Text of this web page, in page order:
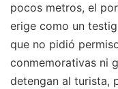
pocos metros, el
erige como un
que no pidió
conmemorativas ni
detengan al turista,